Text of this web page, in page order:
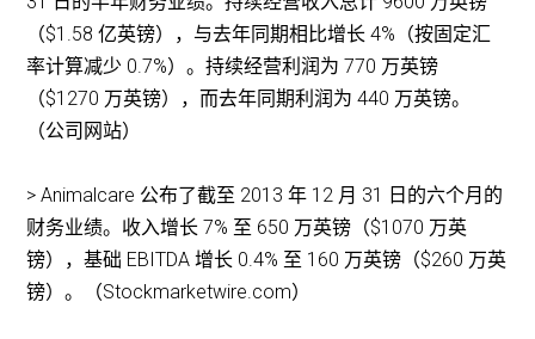
（$1.58 亿英镑），与去年同期相比增长 4%（按固定汇
率计算减少 0.7%）。持续经营利润为 770 万英镑
（$1270 万英镑），而去年同期利润为 440 万英镑。
（公司网站）
> Animalcare 公布了截至 2013 年 12 月 31 日的六个月的
财务业绩。收入增长 7% 至 650 万英镑（$1070 万英
镑），基础 EBITDA 增长 0.4% 至 160 万英镑（$260 万英
镑）。（Stockmarketwire.com）